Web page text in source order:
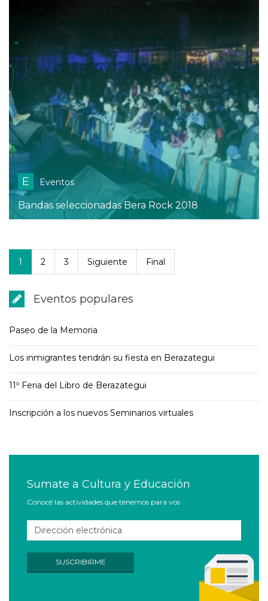
E Eventos
Bandas seleccionadas Bera Rock 2018
1 2 3 Siguiente Final
Eventos populares
Paseo de la Memoria
Los inmigrantes tendrán su fiesta en Berazategui
11º Feria del Libro de Berazategui
Inscripción a los nuevos Seminarios virtuales
Sumate a Cultura y Educación
Conocé las actividades que tenemos para vos